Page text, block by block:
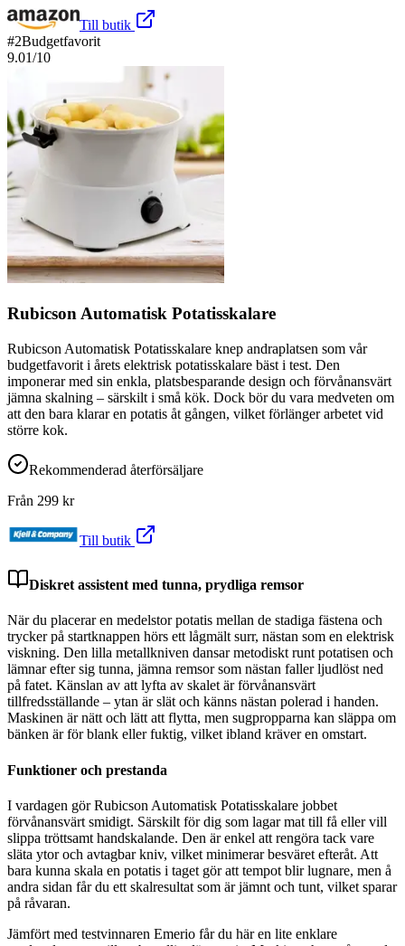
Till butik
#2Budgetfavorit
9.01/10
Rubicson Automatisk Potatisskalare
Rubicson Automatisk Potatisskalare knep andraplatsen som vår
budgetfavorit i årets elektrisk potatisskalare bäst i test. Den
imponerar med sin enkla, platsbesparande design och förvånansvärt
jämna skalning – särskilt i små kök. Dock bör du vara medveten om
att den bara klarar en potatis åt gången, vilket förlänger arbetet vid
större kok.
Rekommenderad återförsäljare
Från 299 kr
Till butik
Diskret assistent med tunna, prydliga remsor
När du placerar en medelstor potatis mellan de stadiga fästena och
trycker på startknappen hörs ett lågmält surr, nästan som en elektrisk
viskning. Den lilla metallkniven dansar metodiskt runt potatisen och
lämnar efter sig tunna, jämna remsor som nästan faller ljudlöst ned
på fatet. Känslan av att lyfta av skalet är förvånansvärt
tillfredsställande – ytan är slät och känns nästan polerad i handen.
Maskinen är nätt och lätt att flytta, men sugpropparna kan släppa om
bänken är för blank eller fuktig, vilket ibland kräver en omstart.
Funktioner och prestanda
I vardagen gör Rubicson Automatisk Potatisskalare jobbet
förvånansvärt smidigt. Särskilt för dig som lagar mat till få eller vill
slippa tröttsamt handskalande. Den är enkel att rengöra tack vare
släta ytor och avtagbar kniv, vilket minimerar besväret efteråt. Att
bara kunna skala en potatis i taget gör att tempot blir lugnare, men å
andra sidan får du ett skalresultat som är jämnt och tunt, vilket sparar
på råvaran.
Jämfört med testvinnaren Emerio får du här en lite enklare